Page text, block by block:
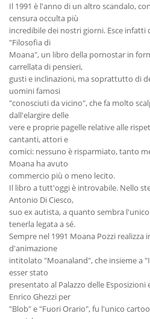
Il 1991 è l'anno di un altro scandalo,
censura occulta più
incredibile dei nostri giorni. Esce
"Filosofia di
Moana", un libro della pornostar in
carrellata di pensieri,
gusti e inclinazioni, ma soprattutto di
uomini famosi
"conosciuti da vicino", che fa molto
dall'elargire delle
vere e proprie pagelle relative alle
cantanti, attori e
comici: nessuno è risparmiato, tanto
Moana ha avuto
commercio più o meno lecito.
Il libro a tutt'oggi è introvabile. Nello
Antonio Di Ciesco,
suo ex autista, a quanto sembra
tenerla legata a sé.
Sempre nel 1991 Moana Pozzi realizza
d'animazione
intitolato "Moanaland", che insieme a
esser stato
presentato al Palazzo delle
Enrico Ghezzi per
"Blob" e "Fuori Orario", fu l'unico